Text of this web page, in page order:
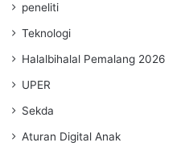
peneliti
Teknologi
Halalbihalal Pemalang 2026
UPER
Sekda
Aturan Digital Anak